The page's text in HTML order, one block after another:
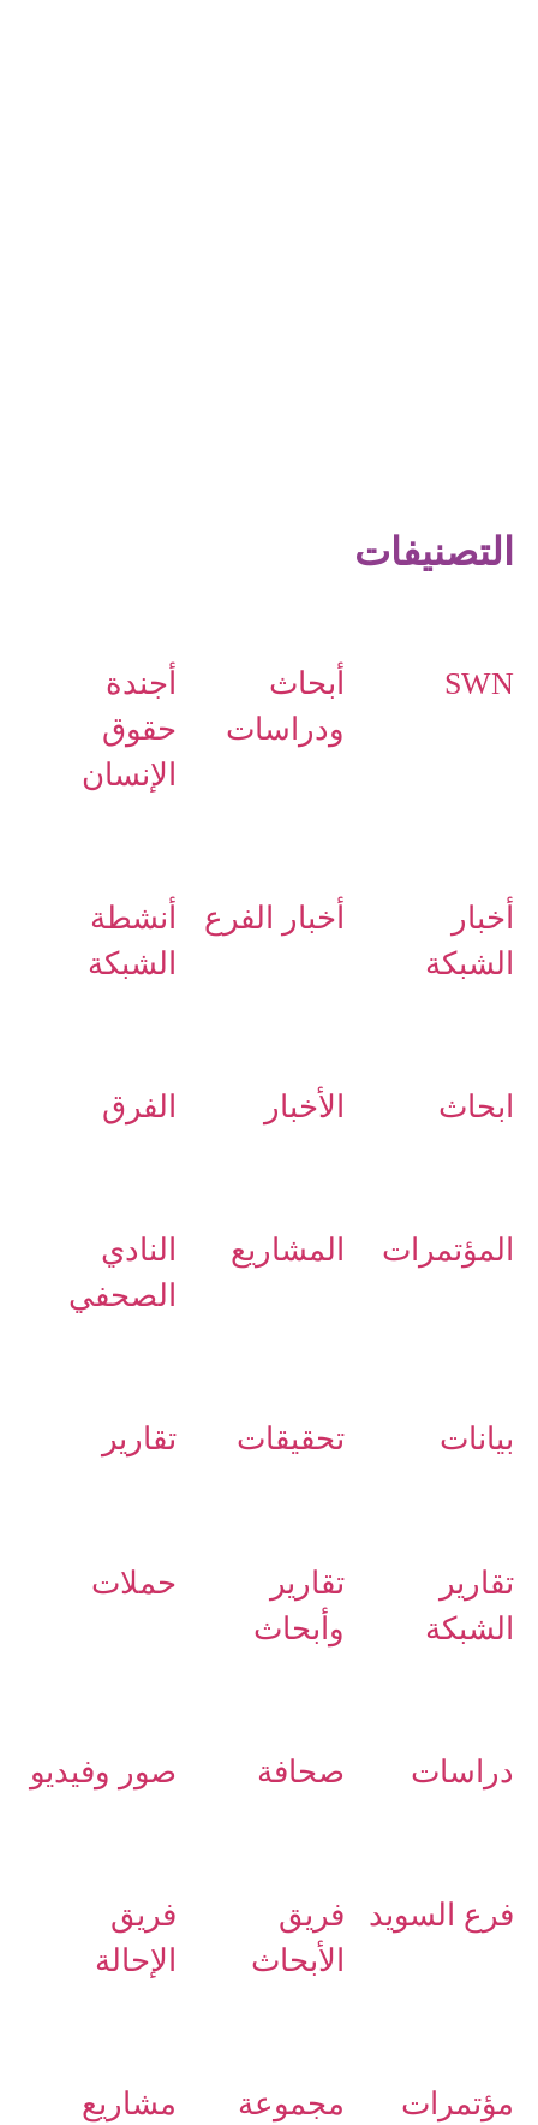
التصنيفات
SWN
أبحاث
ودراسات
أجندة
حقوق
الإنسان
أخبار
الشبكة
أخبار الفرع
أنشطة
الشبكة
ابحاث الأخبار الفرق
المؤتمرات المشاريع
النادي
الصحفي
بيانات تحقيقات تقارير
تقارير
الشبكة
تقارير
وأبحاث
حملات
دراسات صحافة صور وفيديو
فرع السويد
فريق
الأبحاث
فريق
الإحالة
مؤتمرات مجموعة مشاريع